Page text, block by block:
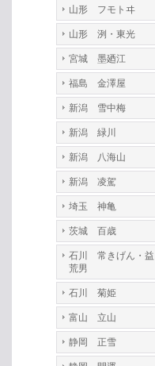
山形 フモトヰ
山形 洌・東光
宮城 墨廼江
福島 金澤屋
新潟 雪中梅
新潟 緑川
新潟 八海山
新潟 凌駕
埼玉 神亀
茨城 百歳
石川 常きげん・益
荒男
石川 菊姫
富山 立山
静岡 正雪